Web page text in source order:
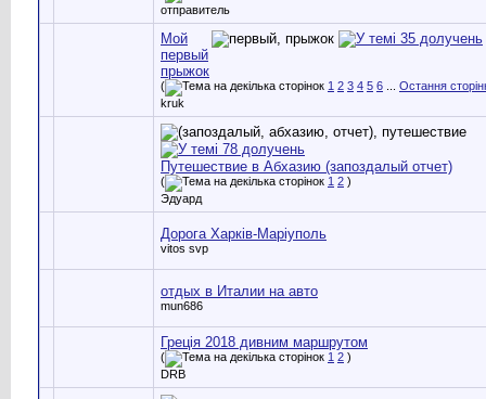
отправитель
Мой
первый
прыжок
( 1 2 3 4 5 6
Остання
kruk
Путешествие в Абхазию (запоздалый отчет)
( 1 2 )
Эдуард
Дорога Харків-Маріуполь
vitos svp
отдых в Италии на авто
mun686
Греція 2018 дивним маршрутом
( 1 2 )
DRB